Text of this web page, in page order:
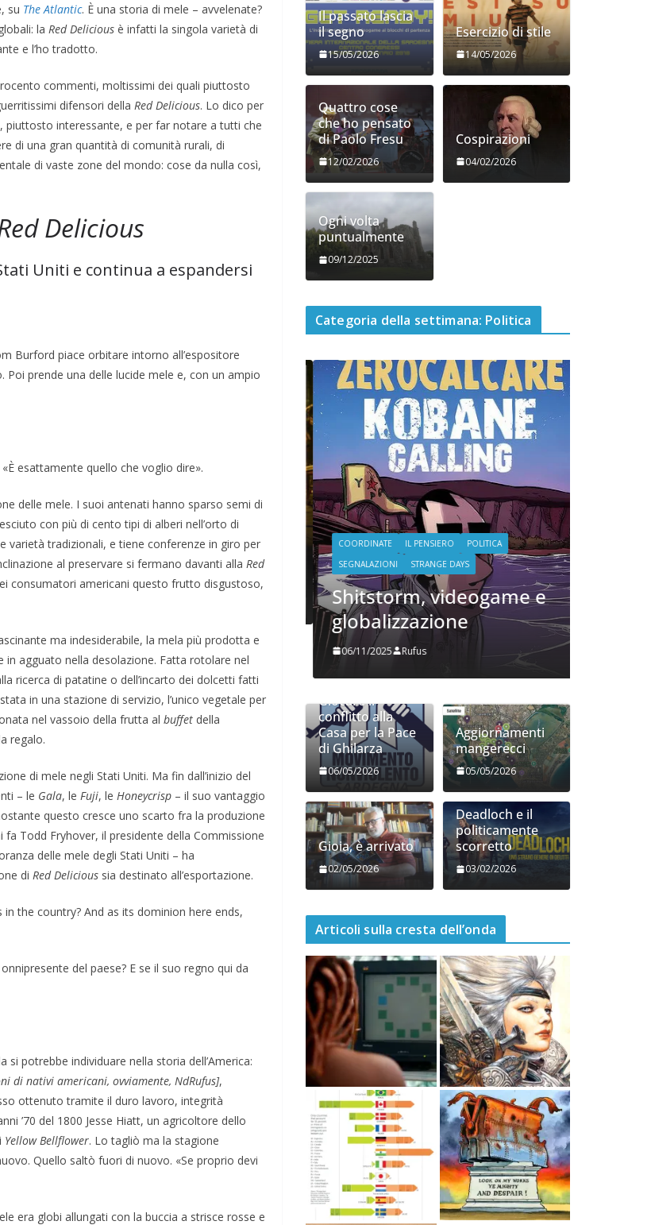
su The Atlantic. È una storia di mele – avvelenate?
la Red Delicious è infatti la singola varietà di
e l’ho tradotto.
commenti, moltissimi dei quali piuttosto
difensori della Red Delicious. Lo dico per
piuttosto interessante, e per far notare a tutti che
di una gran quantità di comunità rurali, di
di vaste zone del mondo: cose da nulla così,
Delicious
Uniti e continua a espandersi
Burford piace orbitare intorno all’espositore
prende una delle lucide mele e, con un ampio
esattamente quello che voglio dire».
delle mele. I suoi antenati hanno sparso semi di
con più di cento tipi di alberi nell’orto di
varietà tradizionali, e tiene conferenze in giro per
al preservare si fermano davanti alla Red
consumatori americani questo frutto disgustoso,
ma indesiderabile, la mela più prodotta e
in agguato nella desolazione. Fatta rotolare nel
ricerca di patatine o dell’incarto dei dolcetti fatti
in una stazione di servizio, l’unico vegetale per
nel vassoio della frutta al buffet della
regalo.
di mele negli Stati Uniti. Ma fin dall’inizio del
– le Gala, le Fuji, le Honeycrisp – il suo vantaggio
questo cresce uno scarto fra la produzione
Todd Fryhover, il presidente della Commissione
delle mele degli Stati Uniti – ha
di Red Delicious sia destinato all’esportazione.
the country? And as its dominion here ends,
del paese? E se il suo regno qui da
si potrebbe individuare nella storia dell’America:
di nativi americani, ovviamente, NdRufus],
ottenuto tramite il duro lavoro, integrità
’70 del 1800 Jesse Hiatt, un agricoltore dello
Yellow Bellflower. Lo tagliò ma la stagione
Quello saltò fuori di nuovo. «Se proprio devi
era globi allungati con la buccia a strisce rosse e
Il passato lascia
il segno
15/05/2026
Esercizio di stile
14/05/2026
Quattro cose
che ho pensato
di Paolo Fresu
12/02/2026
Cospirazioni
04/02/2026
Ogni volta
puntualmente
09/12/2025
Categoria della settimana: Politica
TESTI
Indiani e pionieri
COORDINATE IL PENSIERO
POLITICA
SEGNALAZIONI
STRANGE DAYS
Shitstorm, videogame e
globalizzazione
06/11/2025 Rufus
Giocare il
conflitto alla
Casa per la Pace
di Ghilarza
06/05/2026
Aggiornamenti
mangerecci
05/05/2026
Gioia, è arrivato
02/05/2026
Deadloch e il
politicamente
scorretto
03/02/2026
Articoli sulla cresta dell’onda